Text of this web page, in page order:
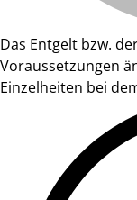
Das Entgelt bzw.
Voraussetzungen
Einzelheiten bei